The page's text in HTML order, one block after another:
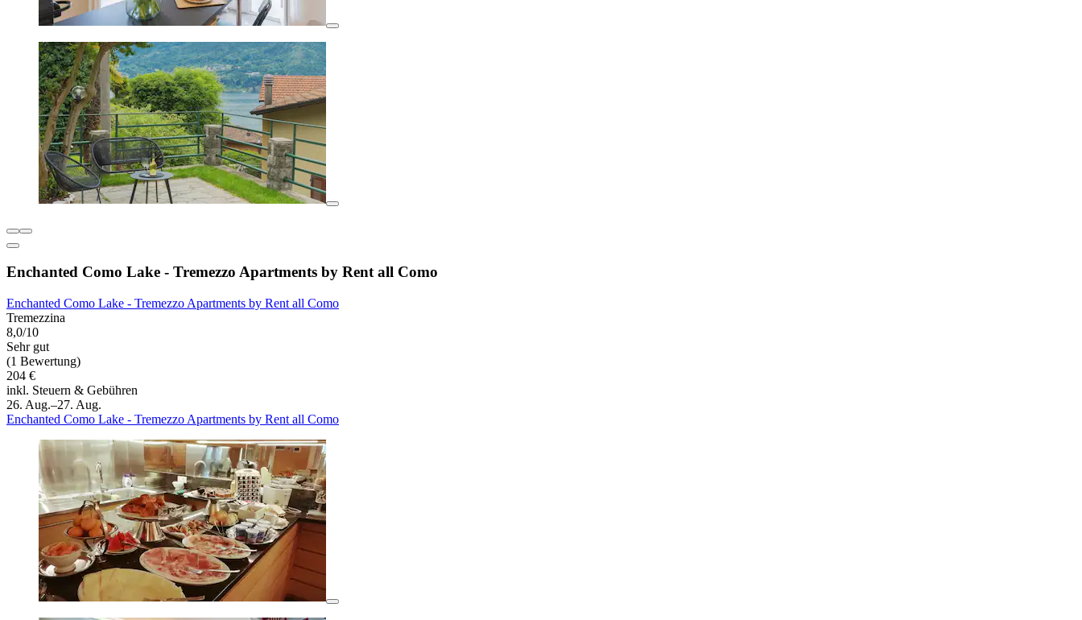
Enchanted Como Lake - Tremezzo Apartments by Rent all Como
Enchanted Como Lake - Tremezzo Apartments by Rent all Como
Tremezzina
8,0/10
Sehr gut
(1 Bewertung)
204 €
inkl. Steuern & Gebühren
26. Aug.–27. Aug.
Enchanted Como Lake - Tremezzo Apartments by Rent all Como